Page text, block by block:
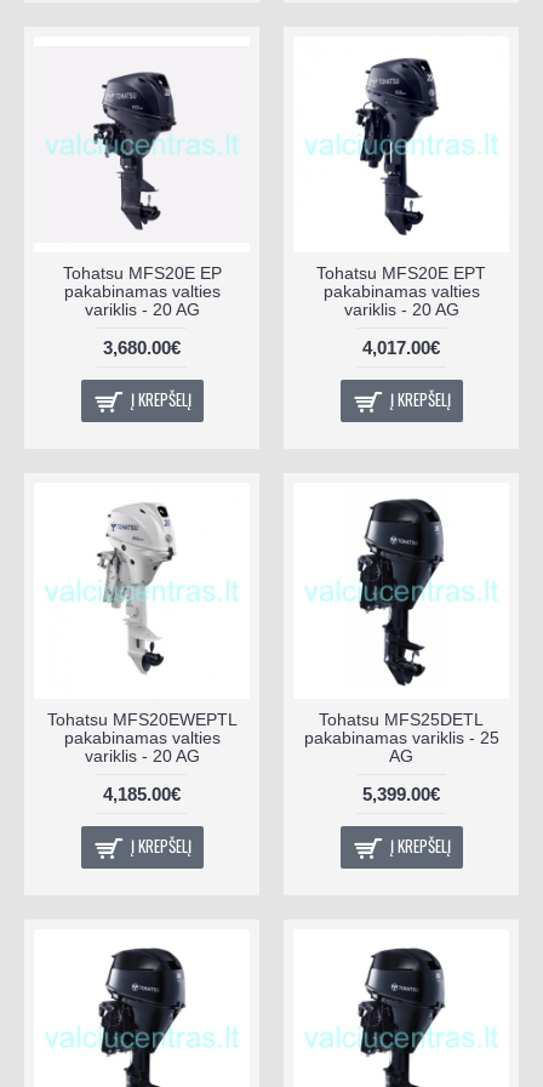
Tohatsu MFS20E EP
pakabinamas valties
variklis - 20 AG
3,680.00€
Į KREPŠELĮ
Tohatsu MFS20E EPT
pakabinamas valties
variklis - 20 AG
4,017.00€
Į KREPŠELĮ
Tohatsu MFS20EWEPTL
pakabinamas valties
variklis - 20 AG
4,185.00€
Į KREPŠELĮ
Tohatsu MFS25DETL
pakabinamas variklis - 25
AG
5,399.00€
Į KREPŠELĮ